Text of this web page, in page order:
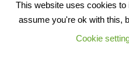
This website uses cookies
assume you're ok with this,
Cookie